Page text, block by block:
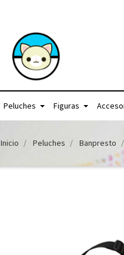
Peluches Figuras
Inicio Peluches Banpresto